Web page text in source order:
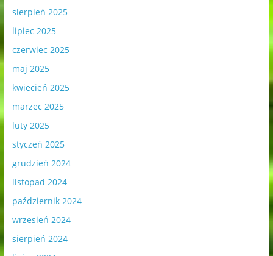
sierpień 2025
lipiec 2025
czerwiec 2025
maj 2025
kwiecień 2025
marzec 2025
luty 2025
styczeń 2025
grudzień 2024
listopad 2024
październik 2024
wrzesień 2024
sierpień 2024